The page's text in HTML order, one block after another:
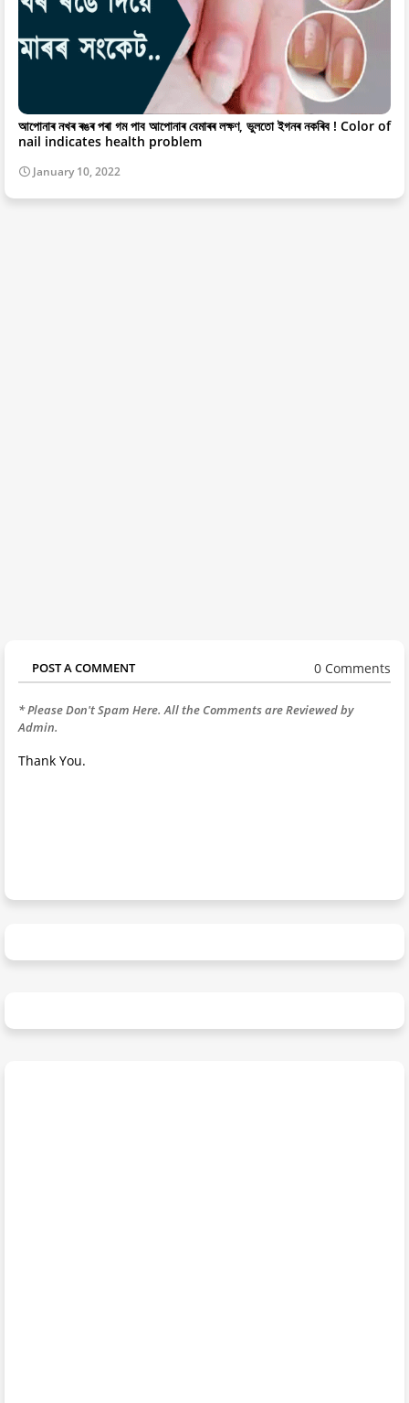
আপোনাৰ নখৰ ৰঙৰ পৰা গম পাব আপোনাৰ বেমাৰৰ লক্ষণ, ভুলতো ইগনৰ নকৰিব ! Color of
nail indicates health problem
January 10, 2022
POST A COMMENT 0 Comments
* Please Don't Spam Here. All the Comments are Reviewed by
Admin.
Thank You.